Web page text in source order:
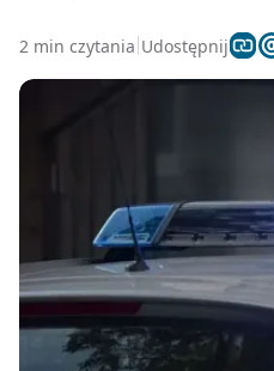
2 min czytania Udostępnij